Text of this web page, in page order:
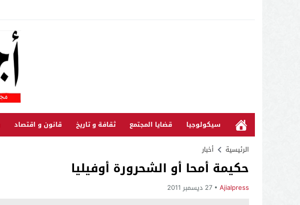
سيكولوجيا قضايا المجتمع ثقافة و تاريخ قانون و اقتصاد
الرئيسية أخبار
حكيمة أمحا أو الشحرورة أوفيليا
Ajialpress 27 ديسمبر 2011